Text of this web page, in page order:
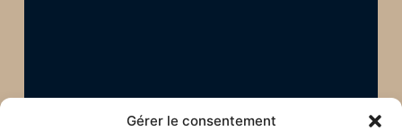
Gérer le consentement